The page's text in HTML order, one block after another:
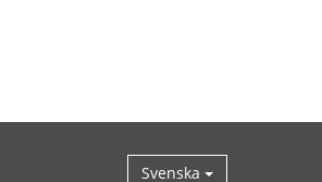
Svenska